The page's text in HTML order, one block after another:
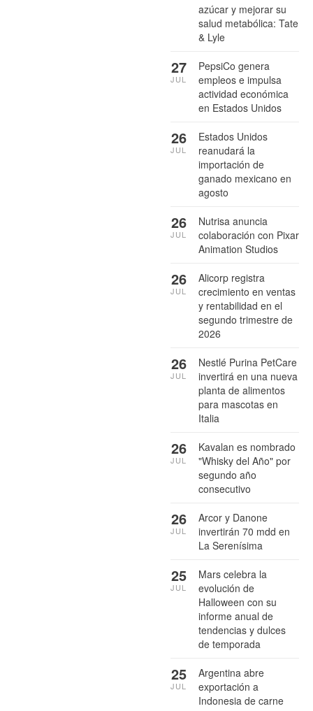
azúcar y mejorar su
salud metabólica: Tate
& Lyle
PepsiCo genera
empleos e impulsa
actividad económica
en Estados Unidos
27
JUL
Estados Unidos
reanudará la
importación de
ganado mexicano en
agosto
26
JUL
Nutrisa anuncia
colaboración con Pixar
Animation Studios
26
JUL
Alicorp registra
crecimiento en ventas
y rentabilidad en el
segundo trimestre de
2026
26
JUL
Nestlé Purina PetCare
invertirá en una nueva
planta de alimentos
para mascotas en
Italia
26
JUL
Kavalan es nombrado
"Whisky del Año" por
segundo año
consecutivo
26
JUL
Arcor y Danone
invertirán 70 mdd en
La Serenísima
26
JUL
Mars celebra la
evolución de
Halloween con su
informe anual de
tendencias y dulces
de temporada
25
JUL
Argentina abre
exportación a
Indonesia de carne
25
JUL